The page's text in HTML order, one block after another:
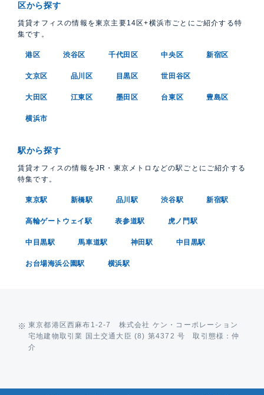
区から探す
賃貸オフィスの情報を東京主要14区+横浜市ごとにご紹介する特
集です。
港区 渋谷区 千代田区 中央区 新宿区
文京区 品川区 目黒区 世田谷区
大田区 江東区 墨田区 台東区 豊島区
横浜市
駅から探す
賃貸オフィスの情報をJR・東京メトロなどの駅ごとにご紹介する
特集です。
東京駅 新橋駅 品川駅 渋谷駅 新宿駅
高輪ゲートウェイ駅 表参道駅 虎ノ門駅
中目黒駅 馬車道駅 神田駅 中目黒駅
お台場海浜公園駅 横浜駅
東京都港区西麻布1-2-7 株式会社 ケン・コーポレーション
宅地建物取引業 国土交通大臣 (8) 第4372 号 取引態様：仲
介